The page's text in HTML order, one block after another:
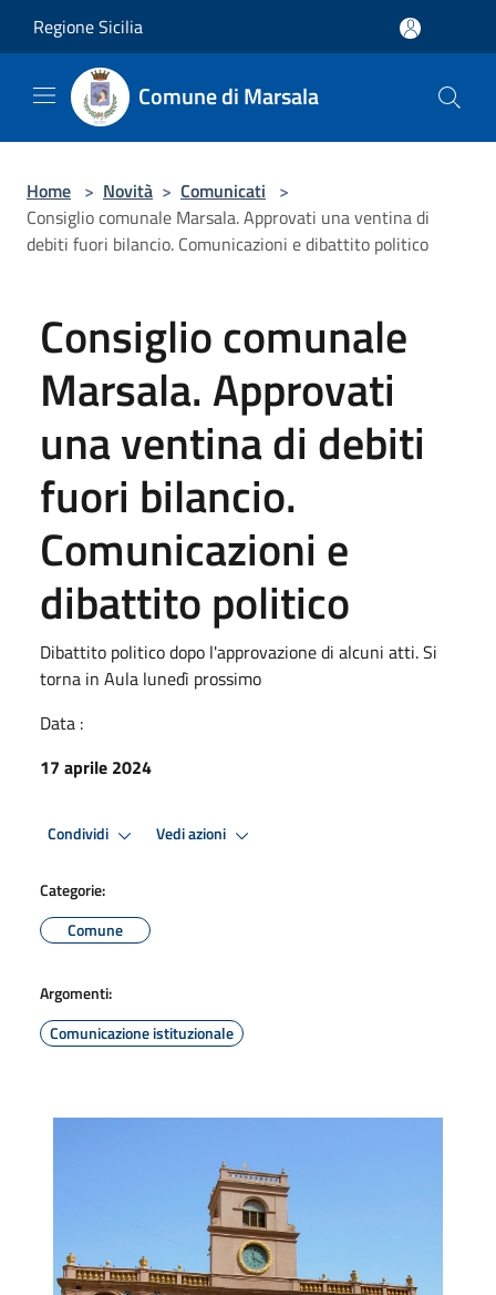
Regione Sicilia
Comune di Marsala
Home > Novità > Comunicati >
Consiglio comunale Marsala. Approvati una ventina di
debiti fuori bilancio. Comunicazioni e dibattito politico
Consiglio comunale
Marsala. Approvati
una ventina di debiti
fuori bilancio.
Comunicazioni e
dibattito politico
Dibattito politico dopo l'approvazione di alcuni atti. Si
torna in Aula lunedì prossimo
Data :
17 aprile 2024
Condividi Vedi azioni
Categorie:
Comune
Argomenti:
Comunicazione istituzionale